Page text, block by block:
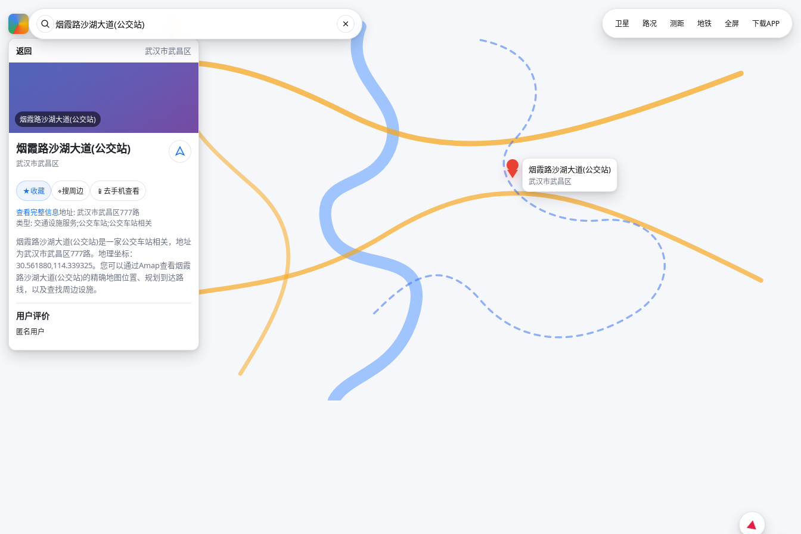
返回 武汉市武昌区
烟霞路沙湖大道(公交站)
烟霞路沙湖大道(公交站)
武汉市武昌区
★收藏 ⌖搜周边 📱 去手机查看
查看完整信息地址: 武汉市武昌区777路
类型: 交通设施服务;公交车站;公交车站相关
烟霞路沙湖大道(公交站)是一家公交车站相关，地址
为武汉市武昌区777路。地理坐标：
30.561880,114.339325。您可以通过Amap查看烟霞
路沙湖大道(公交站)的精确地图位置、规划到达路
线，以及查找周边设施。
用户评价
匿名用户
烟霞路沙湖大道(公交站)
武汉市武昌区
卫星 路况 测距 地铁 全屏 下载APP